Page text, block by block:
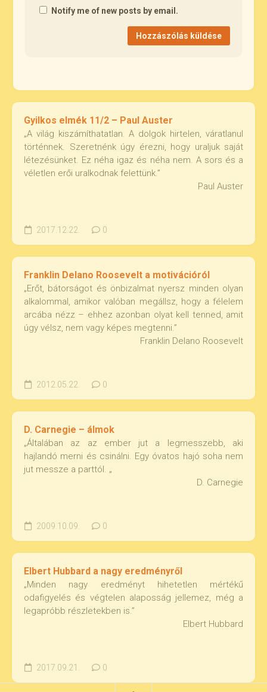
Notify me of new posts by email.
Gyilkos elmék 11/2 – Paul Auster
„A világ kiszámíthatatlan. A dolgok hirtelen, váratlanul
történnek. Szeretnénk úgy érezni, hogy uraljuk saját
létezésünket. Ez néha igaz és néha nem. A sors és a
véletlen erői uralkodnak felettünk.”
Paul Auster
2017.12.22. 0
Franklin Delano Roosevelt a motivációról
„Erőt, bátorságot és önbizalmat nyersz minden olyan
alkalommal, amikor valóban megállsz, hogy a félelem
arcába nézz – ehhez azonban olyat kell tenned, amit
úgy vélsz, nem vagy képes megtenni.”
Franklin Delano Roosevelt
2012.05.22. 0
D. Carnegie – álmok
„Általában az az ember jut a legmesszebb, aki
hajlandó merni és csinálni. Egy óvatos hajó soha nem
jut messze a parttól. „
D. Carnegie
2009.10.09. 0
Elbert Hubbard a nagy eredményről
„Minden nagy eredményt hihetetlen mértékű
odafigyelés és végtelen alaposság jellemez, még a
legapróbb részletekben is.”
Elbert Hubbard
2017.09.21. 0